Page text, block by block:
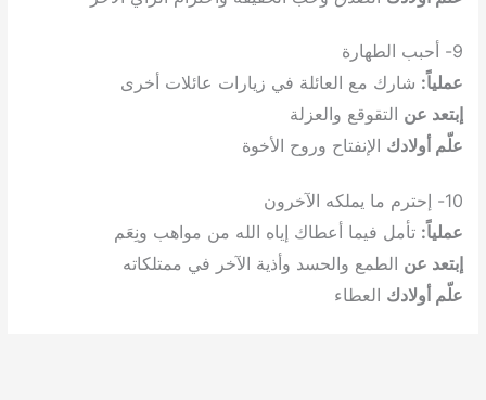
9- أحبب الطهارة
عملياً: شارك مع العائلة في زيارات عائلات أخرى
إبتعد عن التقوقع والعزلة
علّم أولادك الإنفتاح وروح الأخوة
10- إحترم ما يملكه الآخرون
عملياً: تأمل فيما أعطاك إياه الله من مواهب ونِعَم
إبتعد عن الطمع والحسد وأذية الآخر في ممتلكاته
علّم أولادك العطاء